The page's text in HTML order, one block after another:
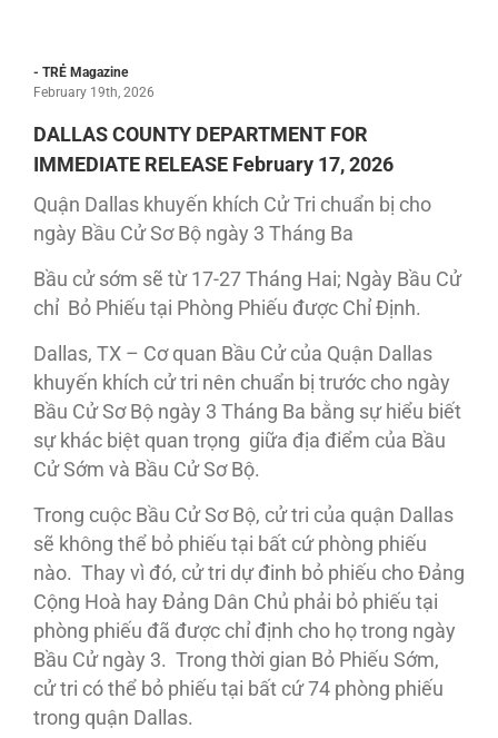
- TRẺ Magazine
February 19th, 2026
DALLAS COUNTY DEPARTMENT FOR
IMMEDIATE RELEASE February 17, 2026
Quận Dallas khuyến khích Cử Tri chuẩn bị cho
ngày Bầu Cử Sơ Bộ ngày 3 Tháng Ba
Bầu cử sớm sẽ từ 17-27 Tháng Hai; Ngày Bầu Cử
chỉ Bỏ Phiếu tại Phòng Phiếu được Chỉ Định.
Dallas, TX – Cơ quan Bầu Cử của Quận Dallas
khuyến khích cử tri nên chuẩn bị trước cho ngày
Bầu Cử Sơ Bộ ngày 3 Tháng Ba bằng sự hiểu biết
sự khác biệt quan trọng giữa địa điểm của Bầu
Cử Sớm và Bầu Cử Sơ Bộ.
Trong cuộc Bầu Cử Sơ Bộ, cử tri của quận Dallas
sẽ không thể bỏ phiếu tại bất cứ phòng phiếu
nào. Thay vì đó, cử tri dự đinh bỏ phiếu cho Đảng
Cộng Hoà hay Đảng Dân Chủ phải bỏ phiếu tại
phòng phiếu đã được chỉ định cho họ trong ngày
Bầu Cử ngày 3. Trong thời gian Bỏ Phiếu Sớm,
cử tri có thể bỏ phiếu tại bất cứ 74 phòng phiếu
trong quận Dallas.